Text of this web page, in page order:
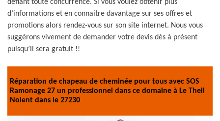
défiant toute concurrence. Si vous voulez obtenir plus
d’informations et en connaitre davantage sur ses offres et
promotions alors rendez-vous sur son site internet. Nous vous
suggérons vivement de demander votre devis dès à présent
puisqu’il sera gratuit !!
Réparation de chapeau de cheminée pour tous avec SOS
Ramonage 27 un professionnel dans ce domaine à Le Theil
Nolent dans le 27230